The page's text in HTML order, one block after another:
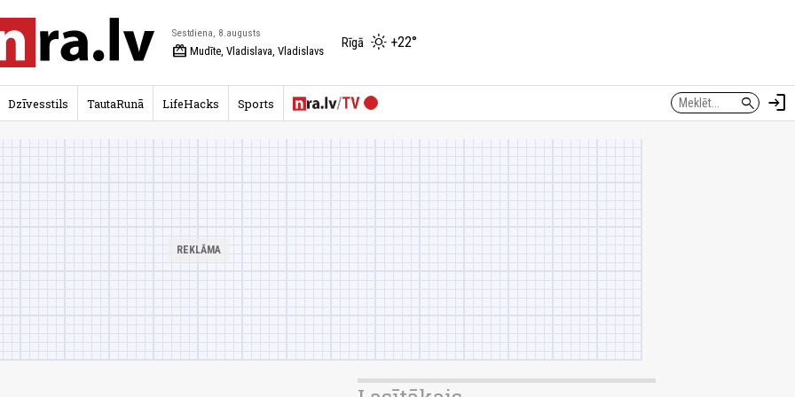
Sestdiena, 8.augusts
redeem Mudīte, Vladislava, Vladislavs
Rīgā +22°
search login
Dzīvesstils TautaRunā LifeHacks Sports